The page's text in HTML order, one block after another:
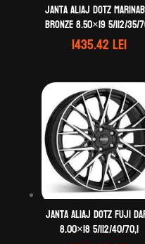
Janta aliaj DOTZ
bronze 8.50×19 5/112/35/
1435.42lei
Janta aliaj DOTZ Fuji
8.00×18 5/112/40/70,1